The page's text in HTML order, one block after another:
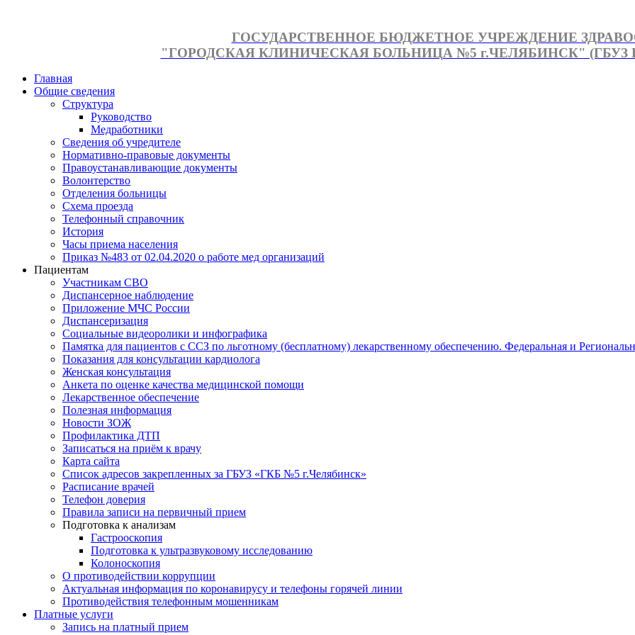
ГОСУДАРСТВЕННОЕ БЮДЖЕТНОЕ УЧРЕЖДЕНИЕ
"ГОРОДСКАЯ КЛИНИЧЕСКАЯ БОЛЬНИЦА №5 г.ЧЕЛЯБИНСК" (ГБУЗ
Главная
Общие сведения
Структура
Руководство
Медработники
Сведения об учредителе
Нормативно-правовые документы
Правоустанавливающие документы
Волонтерство
Отделения больницы
Схема проезда
Телефонный справочник
История
Часы приема населения
Приказ №483 от 02.04.2020 о работе мед организаций
Пациентам
Участникам СВО
Диспансерное наблюдение
Приложение МЧС России
Диспансеризация
Социальные видеоролики и инфографика
Памятка для пациентов с ССЗ по льготному (бесплатному) лекарственному обеспечению. Федеральная и
Показания для консультации кардиолога
Женская консультация
Анкета по оценке качества медицинской помощи
Лекарственное обеспечение
Полезная информация
Новости ЗОЖ
Профилактика ДТП
Записаться на приём к врачу
Карта сайта
Список адресов закрепленных за ГБУЗ «ГКБ №5 г.Челябинск»
Расписание врачей
Телефон доверия
Правила записи на первичный прием
Подготовка к анализам
Гастрооскопия
Подготовка к ультразвуковому исследованию
Колоноскопия
О противодействии коррупции
Актуальная информация по коронавирусу и телефоны горячей линии
Противодействия телефонным мошенникам
Платные услуги
Запись на платный прием